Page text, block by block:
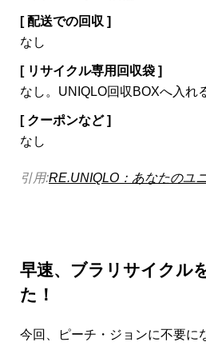
[ 配送での回収 ]
なし
[ リサイクル専用回収袋 ]
なし。UNIQLO回収BOXへ入れ
[ クーポンなど ]
なし
引用:RE.UNIQLO：あなたのユ
早速、ブラリサイクル
た！
今回、ピーチ・ジョンに不要に